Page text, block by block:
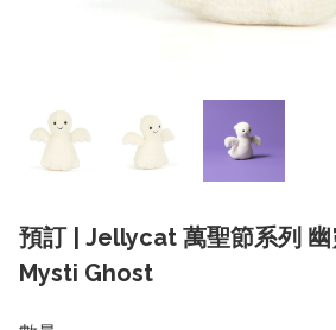
預訂 | Jellycat 萬聖節系列 幽
Mysti Ghost